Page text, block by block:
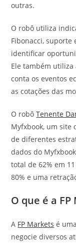
outras.
O robô utiliza
Fibonacci, suporte
identificar
Ele também
conta os eventos
as cotações das
O robôTenente
Myfxbook, um site
de diferentes
dados do
total de 62% em
80% e uma
O que é a
A FP Markets é
negocie diversos